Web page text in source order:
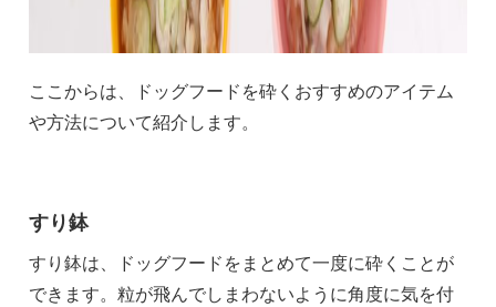
ここからは、ドッグフードを砕くおすすめのアイテム
や方法について紹介します。
すり鉢
すり鉢は、ドッグフードをまとめて一度に砕くことが
できます。粒が飛んでしまわないように角度に気を付